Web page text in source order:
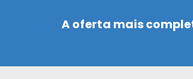
A oferta mais